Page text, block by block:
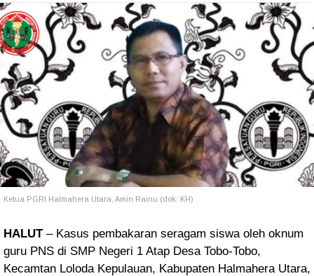
Ketua PGRI Halmahera Utara, Amin Rainu (dok: KH)
HALUT– Kasus pembakaran seragam siswa oleh oknum
guru PNS di SMP Negeri 1 Atap Desa Tobo-Tobo,
Kecamtan Loloda Kepulauan, Kabupaten Halmahera Utara,